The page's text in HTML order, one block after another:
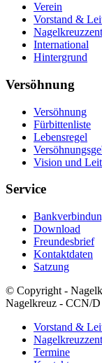
Verein
Vorstand &
International
Hintergrund
Versöhnung
Versöhnung
Fürbittenliste
Lebensregel
Vision und
Service
Download
Freundesbrief
Kontaktdaten
Satzung
© Copyright -
Nagelkreuz - CCN/
Vorstand &
Termine